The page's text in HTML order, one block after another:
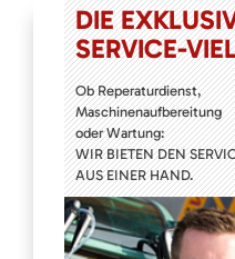
DIE
SERVICE-
Ob Reperaturdienst,
Maschinenaufbereitung
oder Wartung:
WIR BIETEN DEN
AUS EINER HAND.